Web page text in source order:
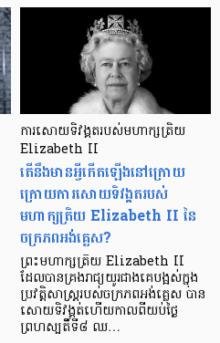
ការសោយទិវង្គតរបស់មហាក្សត្រិយ
Elizabeth II
តើនឹងមានអ្វីកើតឡើងនៅក្រោយ
ក្រោយការសោយទិវង្គតរបស់
មហាក្សត្រិយ Elizabeth II នៃ
ចក្រភពអង់គ្លេស?
ព្រះមហាក្សត្រិយ Elizabeth II
ដែលបានគ្រងរាជ្យយូរជាងគេបង្អស់ក្នុង
ប្រវត្តិសាស្ត្ររបស់ចក្រភពអង់គ្លេស បាន
សោយទិវង្គត់ហើយកាលពីយប់ថ្ងៃ
ព្រហស្បតិ៍ទី៨ ឈ…